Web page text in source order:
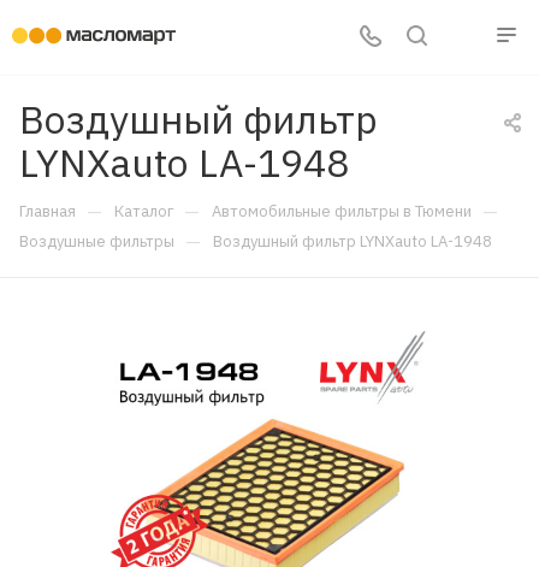
Воздушный фильтр
LYNXauto LA-1948
Главная — Каталог — Автомобильные фильтры в Тюмени —
Воздушные фильтры — Воздушный фильтр LYNXauto LA-1948